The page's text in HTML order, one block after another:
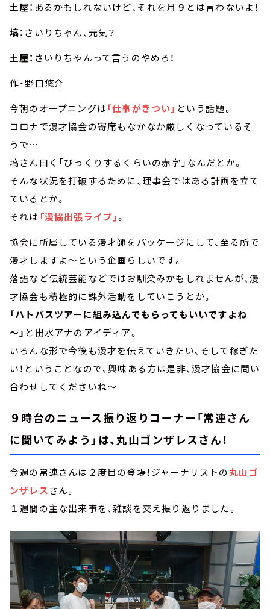
土屋： あるかもしれないけど、それを月９とは言わないよ！
塙： さいりちゃん、元気？
土屋： さいりちゃんって言うのやめろ！
作・野口悠介
今朝のオープニングは 「仕事がきつい」 という話題。
コロナで漫才協会の寄席もなかなか厳しくなっているそ
うで…
塙さん曰く「びっくりするくらいの赤字」なんだとか。
そんな状況を打破するために、理事会ではある計画を立て
ているとか。
それは 「漫協出張ライブ」。
協会に所属している漫才師をパッケージにして、至る所で
漫才しますよ～という企画らしいです。
落語など伝統芸能などではお馴染みかもしれませんが、漫
才協会も積極的に課外活動をしていこうとか。
「ハトバスツアーに組み込んでもらってもいいですよね
～」 と出水アナのアイディア。
いろんな形で今後も漫才を伝えていきたい、そして稼ぎた
い！ということなので、興味ある方は是非、漫才協会に問い
合わせしてくださいね～
９時台のニュース振り返りコーナー「常連さん
に聞いてみよう」は、丸山ゴンザレスさん！
今週の常連さんは２度目の登場！ジャーナリストの丸山ゴ
ンザレスさん。
１週間の主な出来事を、雑談を交え振り返りました。